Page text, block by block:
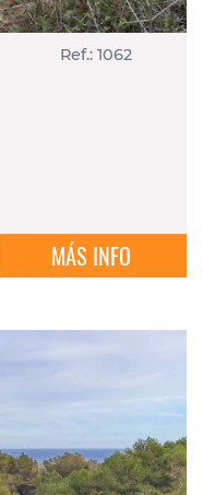
Ref.: 1062
MÁS INFO